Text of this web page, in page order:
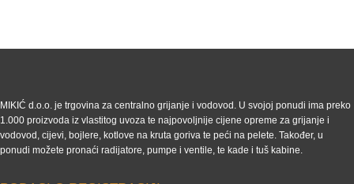
MIKIĆ d.o.o. je trgovina za centralno grijanje i vodovod. U svojoj ponudi ima preko
1.000 proizvoda iz vlastitog uvoza te najpovoljnije cijene opreme za grijanje i
vodovod, cijevi, bojlere, kotlove na kruta goriva te peći na pelete. Također, u
ponudi možete pronaći radijatore, pumpe i ventile, te kade i tuš kabine.